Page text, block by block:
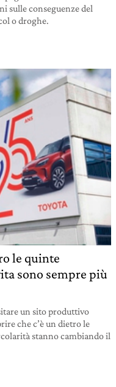
sulle conseguenze del
o droghe.
le quinte
sono sempre più
un sito produttivo
che c’è un dietro le
stanno cambiando il